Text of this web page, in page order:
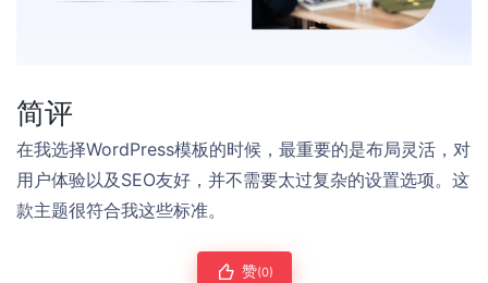
简评
在我选择WordPress模板的时候，最重要的是布局灵活，对
用户体验以及SEO友好，并不需要太过复杂的设置选项。这
款主题很符合我这些标准。
赞(0)